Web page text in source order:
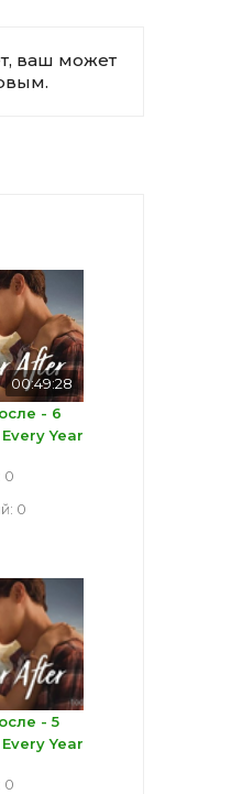
ваш может
00:49:28
- 6
Year
0
0
- 5
Year
0